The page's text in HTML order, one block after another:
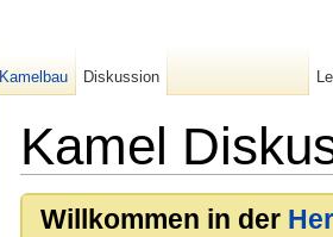
Kamel
Willkommen in der
Kamelbau Diskussion